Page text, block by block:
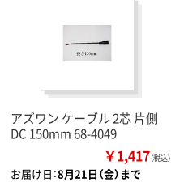
アズワン ケーブル 2芯 片側
DC 150mm 68-4049
￥1,417（税込）
お届け日：8月21日（金）まで